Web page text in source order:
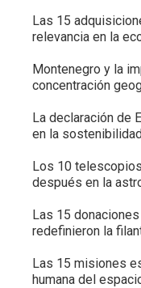
Las 15
relevancia en la
Montenegro y la
concentración
La declaración de
en la
Los 10
después en la
Las 15
redefinieron la
Las 15 misiones
humana del